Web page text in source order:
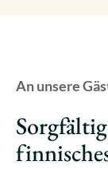
An unsere